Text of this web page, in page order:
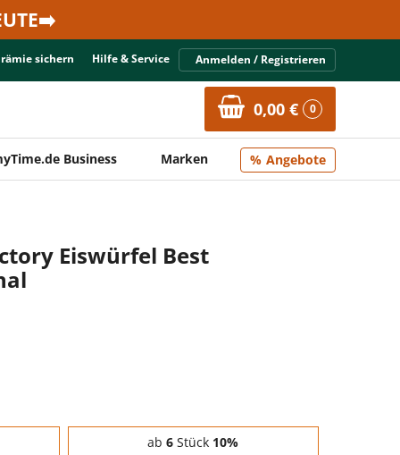
sichern Hilfe & Service Anmelden / Registrieren
0,00 € 0
Business Marken Angebote
Eiswürfel Best
ab 6 Stück 10%